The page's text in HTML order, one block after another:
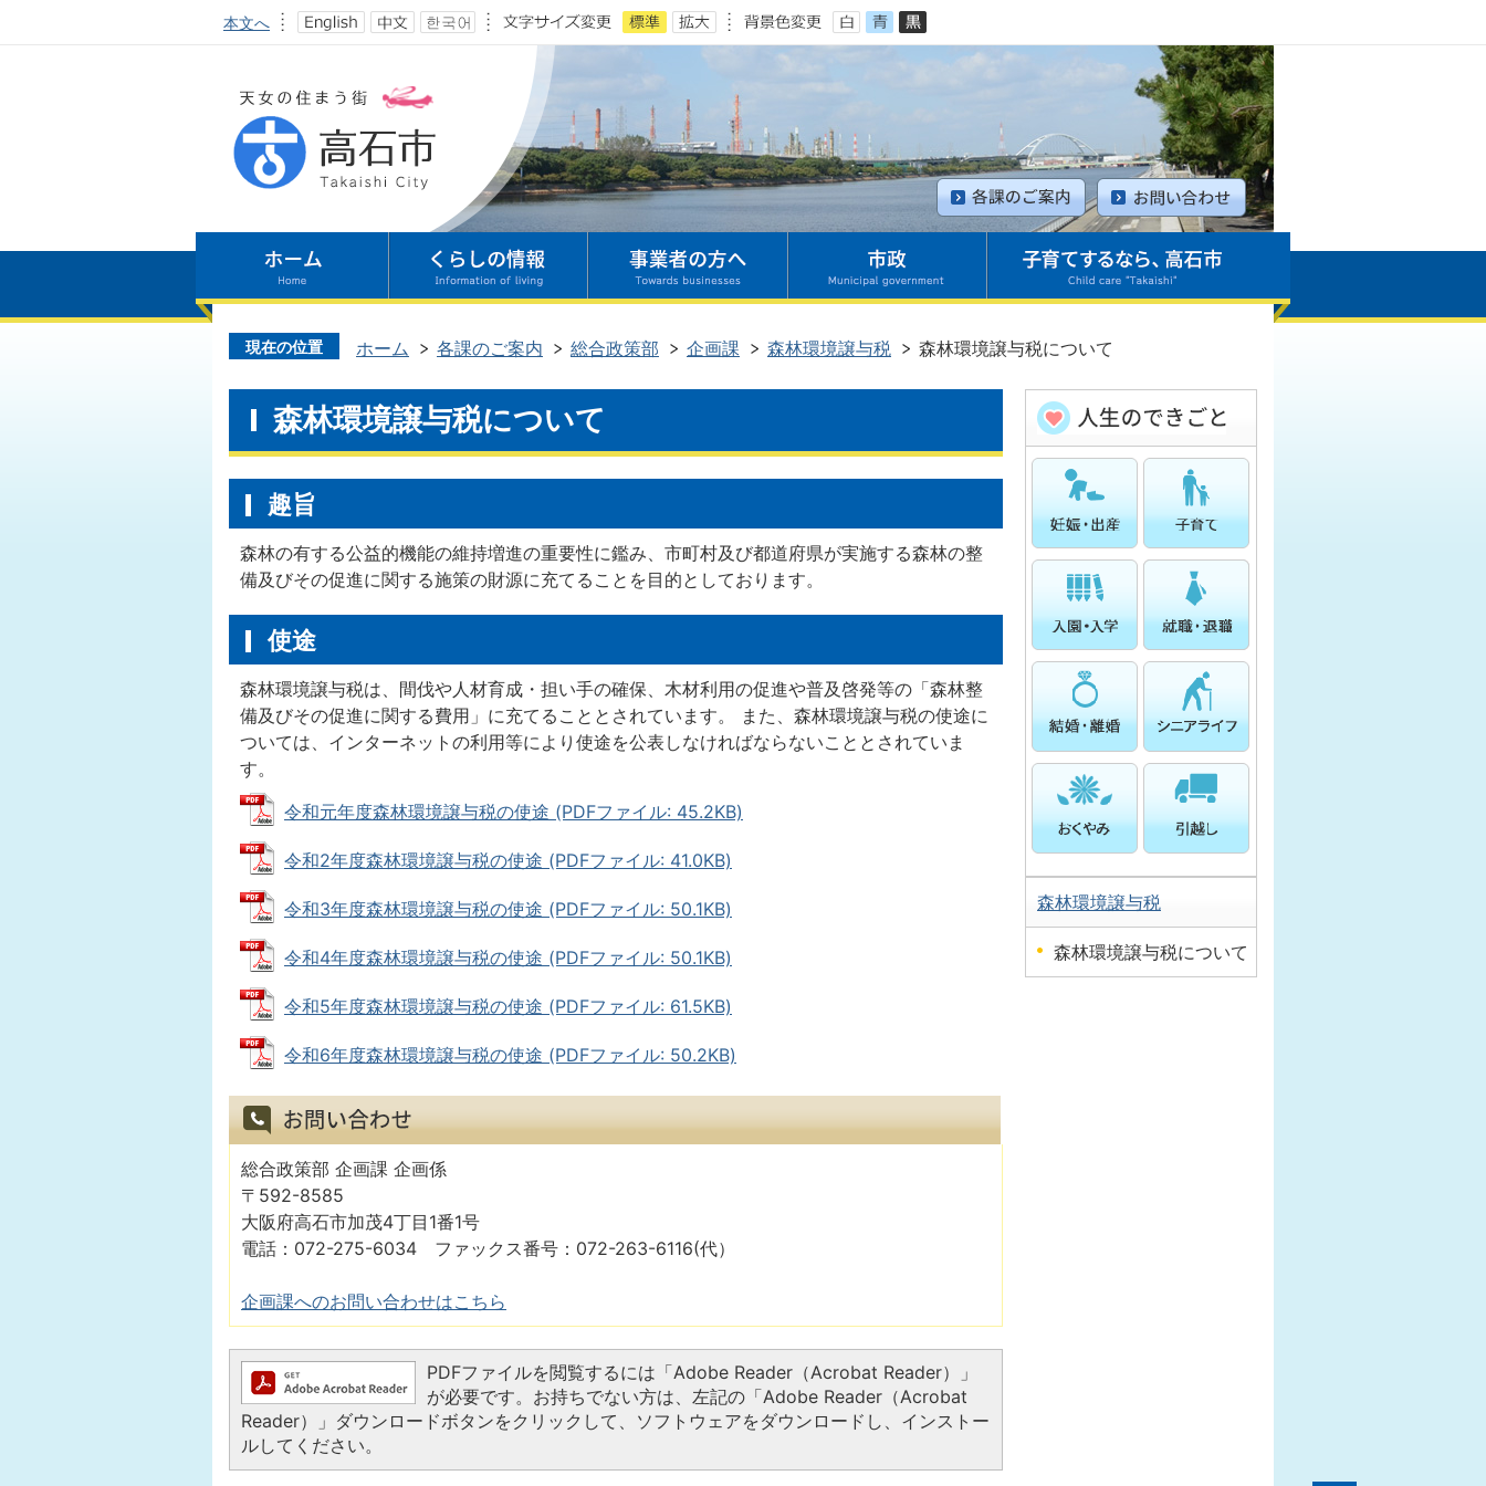
本文へ
現在の位置 ホーム 各課のご案内 総合政策部 企画課 森林環境譲与税 森林環境譲与税について
森林環境譲与税について
趣旨
森林の有する公益的機能の維持増進の重要性に鑑み、市町村及び都道府県が実施する森林の整
備及びその促進に関する施策の財源に充てることを目的としております。
使途
森林環境譲与税は、間伐や人材育成・担い手の確保、木材利用の促進や普及啓発等の「森林整
備及びその促進に関する費用」に充てることとされています。 また、森林環境譲与税の使途に
ついては、インターネットの利用等により使途を公表しなければならないこととされていま
す。
令和元年度森林環境譲与税の使途 (PDFファイル: 45.2KB)
令和2年度森林環境譲与税の使途 (PDFファイル: 41.0KB)
令和3年度森林環境譲与税の使途 (PDFファイル: 50.1KB)
令和4年度森林環境譲与税の使途 (PDFファイル: 50.1KB)
令和5年度森林環境譲与税の使途 (PDFファイル: 61.5KB)
令和6年度森林環境譲与税の使途 (PDFファイル: 50.2KB)
総合政策部 企画課 企画係
〒592-8585
大阪府高石市加茂4丁目1番1号
電話：072-275-6034 ファックス番号：072-263-6116(代）
企画課へのお問い合わせはこちら
PDFファイルを閲覧するには「Adobe Reader（Acrobat Reader）」
が必要です。お持ちでない方は、左記の「Adobe Reader（Acrobat
Reader）」ダウンロードボタンをクリックして、ソフトウェアをダウンロードし、インストー
ルしてください。
森林環境譲与税
森林環境譲与税について